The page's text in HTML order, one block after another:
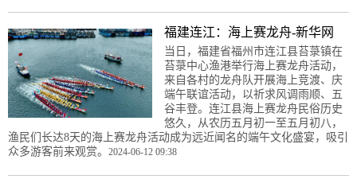
福建连江：海上赛龙舟-新华网
当日，福建省福州市连江县苔菉镇在
苔菉中心渔港举行海上赛龙舟活动，
来自各村的龙舟队开展海上竞渡、庆
端午联谊活动，以祈求风调雨顺、五
谷丰登。连江县海上赛龙舟民俗历史
悠久，从农历五月初一至五月初八，
渔民们长达8天的海上赛龙舟活动成为远近闻名的端午文化盛宴，吸引
众多游客前来观赏。 2024-06-12 09:38